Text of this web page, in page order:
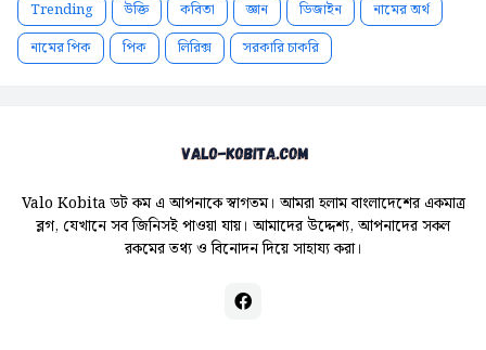
Trending
উক্তি কবিতা জ্ঞান ডিজাইন
নামের অর্থ
নামের পিক
পিক লিরিক্স সরকারি চাকরি
Valo Kobita ডট কম এ আপনাকে স্বাগতম। আমরা হলাম বাংলাদেশের একমাত্র
ব্লগ, যেখানে সব জিনিসই পাওয়া যায়। আমাদের উদ্দেশ্য, আপনাদের সকল
রকমের তথ্য ও বিনোদন দিয়ে সাহায্য করা।